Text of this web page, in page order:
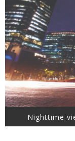
Nighttime